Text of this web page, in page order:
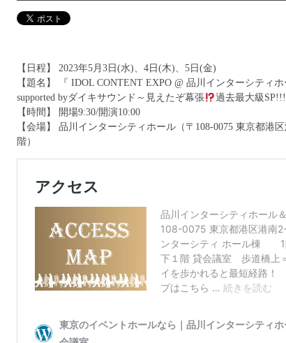
【日程】 2023年5月3日(水)、4日(木)、5日(金)
【題名】 『 IDOL CONTENT EXPO @ 品川インターシティ
supported byダイキサウンド～見えたぞ幕張
過去最大級SP!!!
【時間】 開場9:30/開演10:00
【会場】 品川インターシティホール（〒108-0075 東京都
階）